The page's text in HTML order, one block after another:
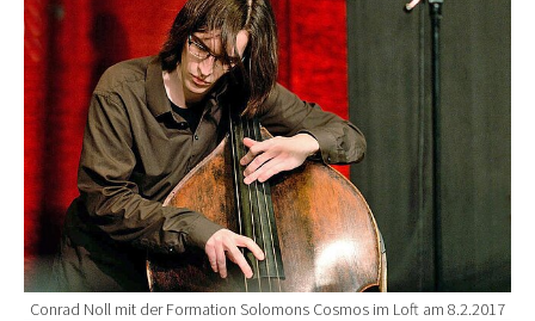
Conrad Noll mit der Formation Solomons Cosmos im Loft am 8.2.2017